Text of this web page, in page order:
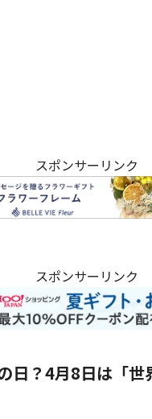
スポンサーリンク
スポンサーリンク
日？4月8日は「世